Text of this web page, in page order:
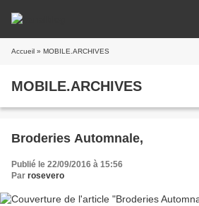
Accueil » MOBILE.ARCHIVES
MOBILE.ARCHIVES
Broderies Automnale,
Publié le 22/09/2016 à 15:56
Par rosevero